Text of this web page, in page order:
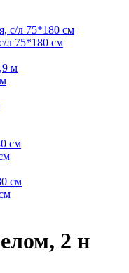
л 75*180 см
2 н